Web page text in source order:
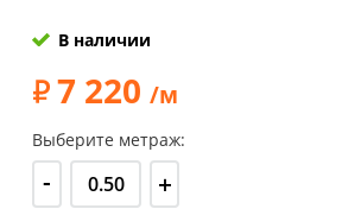
В наличии
7 220 /м
Выберите метраж:
- +